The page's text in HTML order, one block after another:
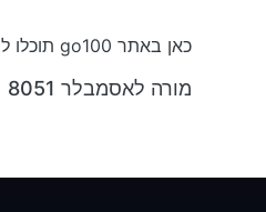
כאן באתר go100 תוכלו למצוא עזרה אסמבלר 8051 החל מ-₪50 לשעה וקורסים בחינם
מורה לאסמבלר 8051